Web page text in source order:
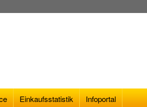
Einkaufsstatistik Infoportal